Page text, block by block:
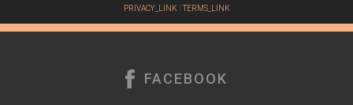
PRIVACY_LINK |TERMS_LINK
FACEBOOK